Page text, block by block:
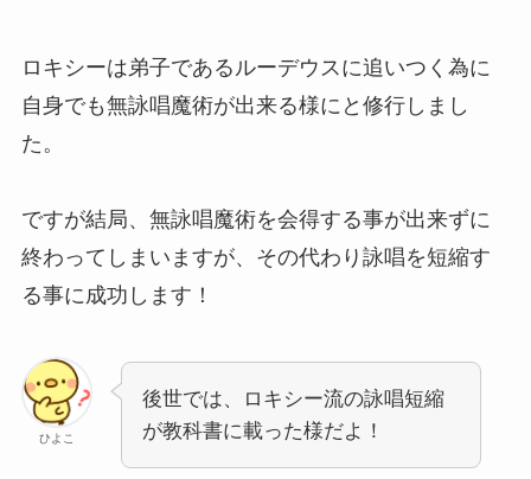
ロキシーは弟子であるルーデウスに追いつく為に
自身でも無詠唱魔術が出来る様にと修行しまし
た。
ですが結局、無詠唱魔術を会得する事が出来ずに
終わってしまいますが、その代わり詠唱を短縮す
る事に成功します！
ひよこ
後世では、ロキシー流の詠唱短縮
が教科書に載った様だよ！